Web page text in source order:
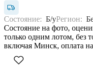
Состояние: Б/уРегион:
Состояние на фото,
только одним лотом, без
включая Минск, оплата